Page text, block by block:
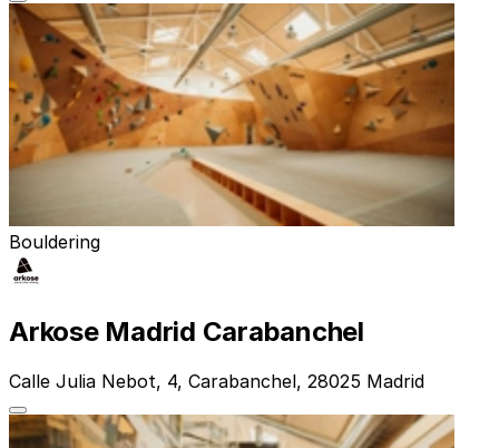
Bouldering
Arkose Madrid Carabanchel
Calle Julia Nebot, 4, Carabanchel, 28025 Madrid